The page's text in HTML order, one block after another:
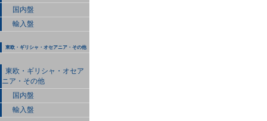
国内盤
輸入盤
東欧・ギリシャ・オセアニア・その他
東欧・ギリシャ・オセア
ニア・その他
国内盤
輸入盤